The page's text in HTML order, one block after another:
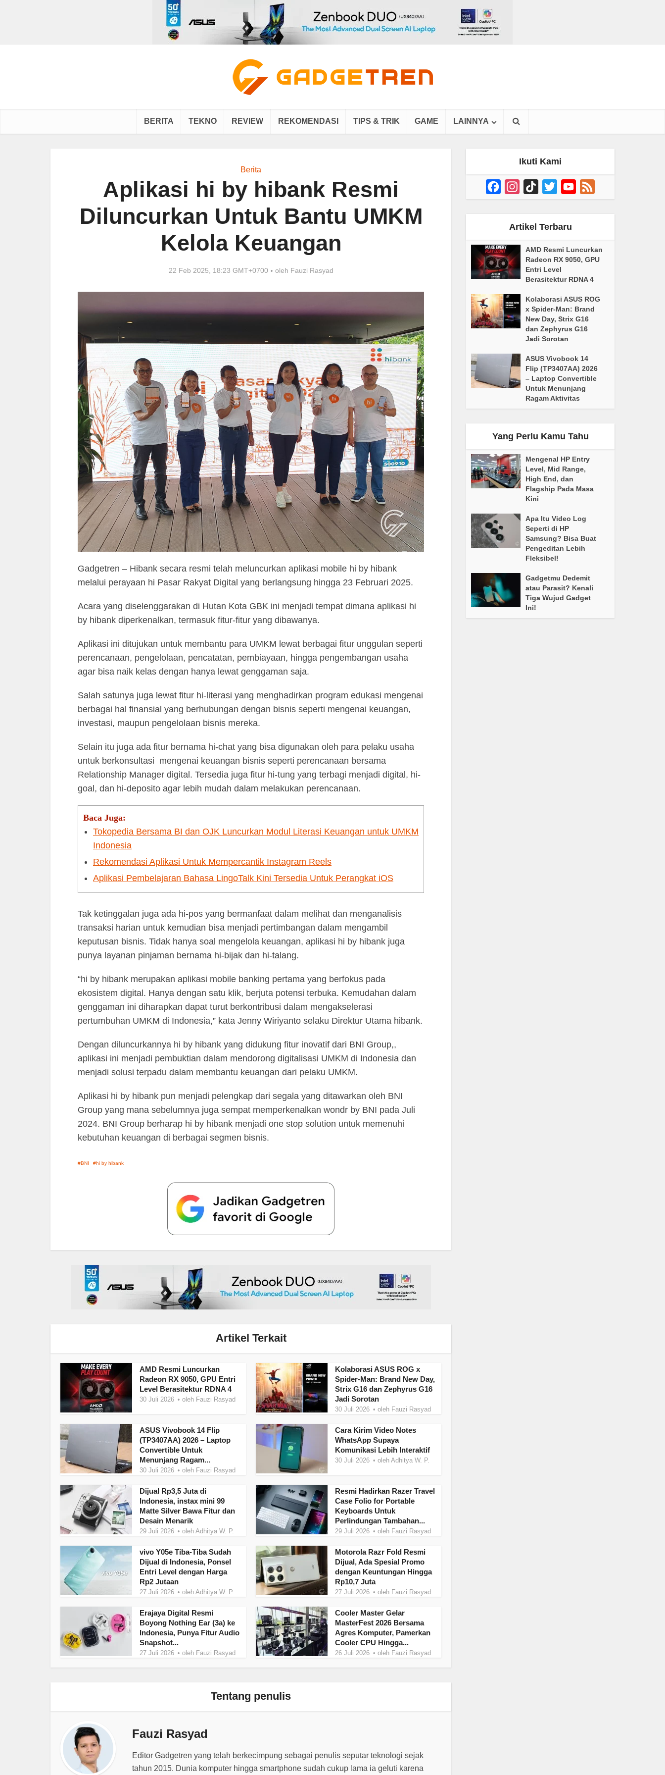
BERITA TEKNO REVIEW REKOMENDASI TIPS & TRIK GAME LAINNYA
Berita
Aplikasi hi by hibank Resmi
Diluncurkan Untuk Bantu UMKM
Kelola Keuangan
22 Feb 2025, 18:23 GMT+0700 oleh Fauzi Rasyad
Gadgetren – Hibank secara resmi telah meluncurkan aplikasi mobile hi by hibank
melalui perayaan hi Pasar Rakyat Digital yang berlangsung hingga 23 Februari 2025.
Acara yang diselenggarakan di Hutan Kota GBK ini menjadi tempat dimana aplikasi hi
by hibank diperkenalkan, termasuk fitur-fitur yang dibawanya.
Aplikasi ini ditujukan untuk membantu para UMKM lewat berbagai fitur unggulan seperti
perencanaan, pengelolaan, pencatatan, pembiayaan, hingga pengembangan usaha
agar bisa naik kelas dengan hanya lewat genggaman saja.
Salah satunya juga lewat fitur hi-literasi yang menghadirkan program edukasi mengenai
berbagai hal finansial yang berhubungan dengan bisnis seperti mengenai keuangan,
investasi, maupun pengelolaan bisnis mereka.
Selain itu juga ada fitur bernama hi-chat yang bisa digunakan oleh para pelaku usaha
untuk berkonsultasi mengenai keuangan bisnis seperti perencanaan bersama
Relationship Manager digital. Tersedia juga fitur hi-tung yang terbagi menjadi digital, hi-
goal, dan hi-deposito agar lebih mudah dalam melakukan perencanaan.
Baca Juga:
Tokopedia Bersama BI dan OJK Luncurkan Modul Literasi Keuangan untuk UMKM
Indonesia
Rekomendasi Aplikasi Untuk Mempercantik Instagram Reels
Aplikasi Pembelajaran Bahasa LingoTalk Kini Tersedia Untuk Perangkat iOS
Tak ketinggalan juga ada hi-pos yang bermanfaat dalam melihat dan menganalisis
transaksi harian untuk kemudian bisa menjadi pertimbangan dalam mengambil
keputusan bisnis. Tidak hanya soal mengelola keuangan, aplikasi hi by hibank juga
punya layanan pinjaman bernama hi-bijak dan hi-talang.
“hi by hibank merupakan aplikasi mobile banking pertama yang berfokus pada
ekosistem digital. Hanya dengan satu klik, berjuta potensi terbuka. Kemudahan dalam
genggaman ini diharapkan dapat turut berkontribusi dalam mengakselerasi
pertumbuhan UMKM di Indonesia,” kata Jenny Wiriyanto selaku Direktur Utama hibank.
Dengan diluncurkannya hi by hibank yang didukung fitur inovatif dari BNI Group,,
aplikasi ini menjadi pembuktian dalam mendorong digitalisasi UMKM di Indonesia dan
menjadi solusi terpadu dalam membantu keuangan dari pelaku UMKM.
Aplikasi hi by hibank pun menjadi pelengkap dari segala yang ditawarkan oleh BNI
Group yang mana sebelumnya juga sempat memperkenalkan wondr by BNI pada Juli
2024. BNI Group berharap hi by hibank menjadi one stop solution untuk memenuhi
kebutuhan keuangan di berbagai segmen bisnis.
BNI hi by hibank
Artikel Terkait
AMD Resmi Luncurkan
Radeon RX 9050, GPU Entri
Level Berasitektur RDNA 4
30 Juli 2026 oleh Fauzi Rasyad
Kolaborasi ASUS ROG x
Spider-Man: Brand New Day,
Strix G16 dan Zephyrus G16
Jadi Sorotan
30 Juli 2026 oleh Fauzi Rasyad
ASUS Vivobook 14 Flip
(TP3407AA) 2026 – Laptop
Convertible Untuk
Menunjang Ragam...
30 Juli 2026 oleh Fauzi Rasyad
Cara Kirim Video Notes
WhatsApp Supaya
Komunikasi Lebih Interaktif
30 Juli 2026 oleh Adhitya W. P.
Dijual Rp3,5 Juta di
Indonesia, instax mini 99
Matte Silver Bawa Fitur dan
Desain Menarik
29 Juli 2026 oleh Adhitya W. P.
Resmi Hadirkan Razer Travel
Case Folio for Portable
Keyboards Untuk
Perlindungan Tambahan...
29 Juli 2026 oleh Fauzi Rasyad
vivo Y05e Tiba-Tiba Sudah
Dijual di Indonesia, Ponsel
Entri Level dengan Harga
Rp2 Jutaan
27 Juli 2026 oleh Adhitya W. P.
Motorola Razr Fold Resmi
Dijual, Ada Spesial Promo
dengan Keuntungan Hingga
Rp10,7 Juta
27 Juli 2026 oleh Fauzi Rasyad
Erajaya Digital Resmi
Boyong Nothing Ear (3a) ke
Indonesia, Punya Fitur Audio
Snapshot...
27 Juli 2026 oleh Fauzi Rasyad
Cooler Master Gelar
MasterFest 2026 Bersama
Agres Komputer, Pamerkan
Cooler CPU Hingga...
26 Juli 2026 oleh Fauzi Rasyad
Tentang penulis
Fauzi Rasyad
Editor Gadgetren yang telah berkecimpung sebagai penulis seputar teknologi sejak
tahun 2015. Dunia komputer hingga smartphone sudah cukup lama ia geluti karena
Ikuti Kami
FacebookInstagram
TikTok Twitter YouTube
Channel
Artikel Terbaru
AMD Resmi Luncurkan
Radeon RX 9050, GPU
Entri Level
Berasitektur RDNA 4
Kolaborasi ASUS ROG
x Spider-Man: Brand
New Day, Strix G16
dan Zephyrus G16
Jadi Sorotan
ASUS Vivobook 14
Flip (TP3407AA) 2026
– Laptop Convertible
Untuk Menunjang
Ragam Aktivitas
Yang Perlu Kamu Tahu
Mengenal HP Entry
Level, Mid Range,
High End, dan
Flagship Pada Masa
Kini
Apa Itu Video Log
Seperti di HP
Samsung? Bisa Buat
Pengeditan Lebih
Fleksibel!
Gadgetmu Dedemit
atau Parasit? Kenali
Tiga Wujud Gadget
Ini!